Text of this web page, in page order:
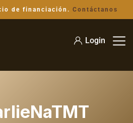
de financiación. Contáctanos
Login